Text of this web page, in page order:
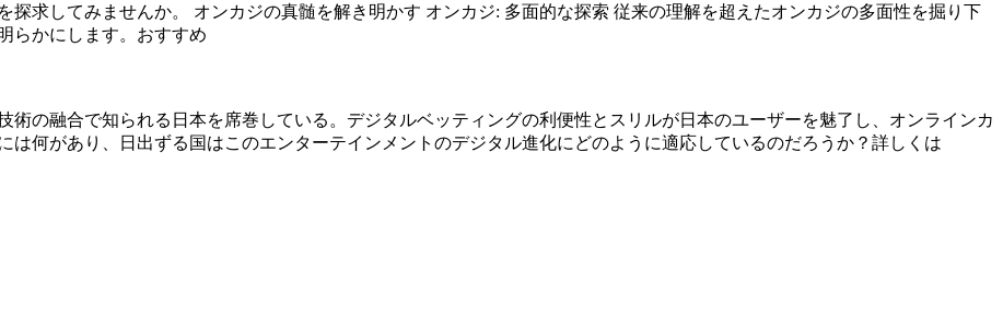
求してみませんか。 オンカジの真髄を解き明かす オンカジ: 多面的な探索 従来の理解を超えたオンカジの多面性を掘り下
らかにします。おすすめ
の融合で知られる日本を席巻している。デジタルベッティングの利便性とスリルが日本のユーザーを魅了し、オンラインカ
は何があり、日出ずる国はこのエンターテインメントのデジタル進化にどのように適応しているのだろうか？詳しくは